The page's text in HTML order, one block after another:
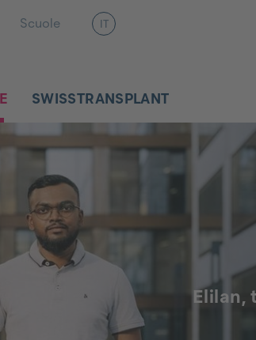
Scuole IT
SWISSTRANSPLANT
Elilan,